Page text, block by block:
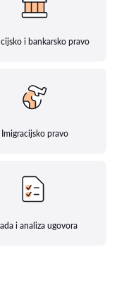
i bankarsko pravo
Imigracijsko pravo
i analiza ugovora